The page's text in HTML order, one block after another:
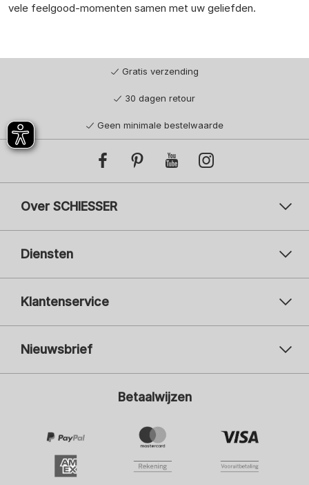
vele feelgood-momenten samen met uw geliefden.
Gratis verzending
30 dagen retour
Geen minimale bestelwaarde
Over SCHIESSER
Diensten
Klantenservice
Nieuwsbrief
Ik ben geïnteresseerd in:
Herenmode
ADIDAS
Betaalwijzen